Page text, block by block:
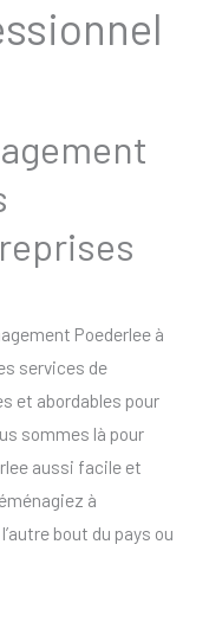
Poederlee à
services de
et abordables pour
sommes là pour
aussi facile et
à
bout du pays ou